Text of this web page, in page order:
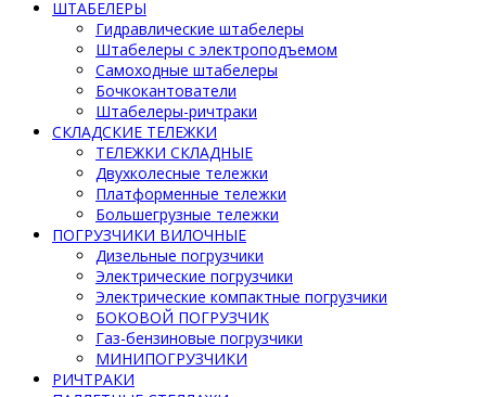
ШТАБЕЛЕРЫ
Гидравлические штабелеры
Штабелеры с электроподъемом
Самоходные штабелеры
Бочкокантователи
Штабелеры-ричтраки
СКЛАДСКИЕ ТЕЛЕЖКИ
ТЕЛЕЖКИ СКЛАДНЫЕ
Двухколесные тележки
Платформенные тележки
Большегрузные тележки
ПОГРУЗЧИКИ ВИЛОЧНЫЕ
Дизельные погрузчики
Электрические погрузчики
Электрические компактные погрузчики
БОКОВОЙ ПОГРУЗЧИК
Газ-бензиновые погрузчики
МИНИПОГРУЗЧИКИ
РИЧТРАКИ